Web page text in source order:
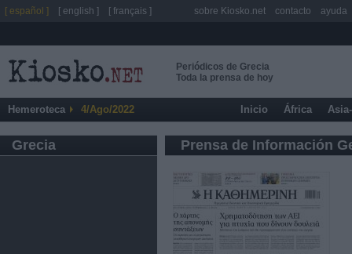
Periódicos de Grecia
Toda la prensa de hoy
Hemeroteca 4/Ago/2022 Inicio África
Grecia Prensa de Información
[ español ] [ english ] [ français ] sobre Kiosko.net contacto ayuda